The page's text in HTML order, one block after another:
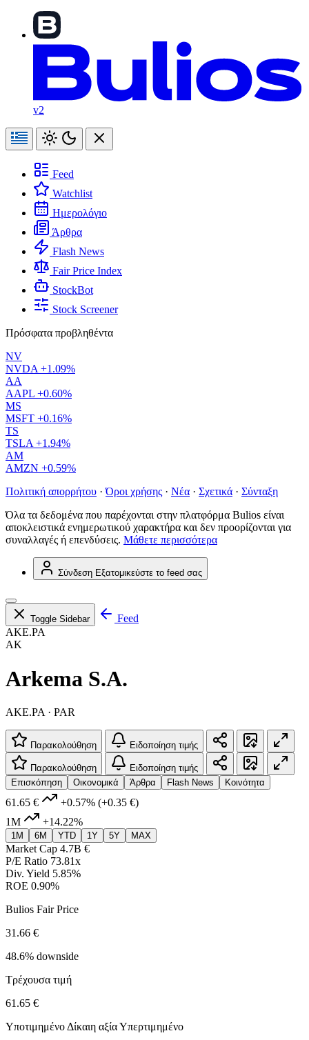
v2
Feed
Watchlist
Ημερολόγιο
Άρθρα
Flash News
Fair Price Index
StockBot
Stock Screener
Πρόσφατα προβληθέντα
NV
NVDA +1.09%
AA
AAPL +0.60%
MS
MSFT +0.16%
TS
TSLA +1.94%
AM
AMZN +0.59%
Πολιτική απορρήτου · Όροι χρήσης · Νέα · Σχετικά · Σύνταξη
Όλα τα δεδομένα που παρέχονται στην πλατφόρμα Bulios είναι
αποκλειστικά ενημερωτικού χαρακτήρα και δεν προορίζονται για
συναλλαγές ή επενδύσεις. Μάθετε περισσότερα
Σύνδεση Εξατομικεύστε το feed σας
Toggle Sidebar
Feed
AKE.PA
AK
Arkema S.A.
AKE.PA · PAR
Παρακολούθηση Ειδοποίηση τιμής
Παρακολούθηση
Ειδοποίηση τιμής
Επισκόπηση
Οικονομικά Άρθρα Flash News Κοινότητα
61.65 € +0.57% (+0.35 €)
1M
+14.22%
1M 6M YTD 1Y 5Y MAX
Market Cap 4.7B €
P/E Ratio 73.81x
Div. Yield 5.85%
ROE 0.90%
Bulios Fair Price
31.66 €
48.6% downside
Τρέχουσα τιμή
61.65 €
Υποτιμημένο Δίκαιη αξίαΥπερτιμημένο